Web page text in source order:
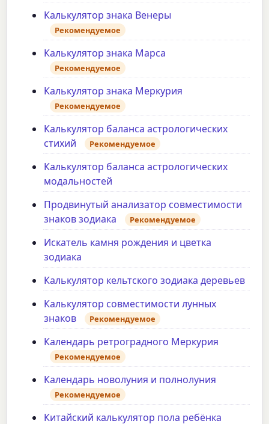
Калькулятор знака Венеры
Рекомендуемое
Калькулятор знака Марса
Рекомендуемое
Калькулятор знака Меркурия
Рекомендуемое
Калькулятор баланса астрологических
стихий
Рекомендуемое
Калькулятор баланса астрологических
модальностей
Продвинутый анализатор совместимости
знаков зодиака
Рекомендуемое
Искатель камня рождения и цветка
зодиака
Калькулятор кельтского зодиака деревьев
Калькулятор совместимости лунных
знаков
Рекомендуемое
Календарь ретроградного Меркурия
Рекомендуемое
Календарь новолуния и полнолуния
Рекомендуемое
Китайский калькулятор пола ребёнка